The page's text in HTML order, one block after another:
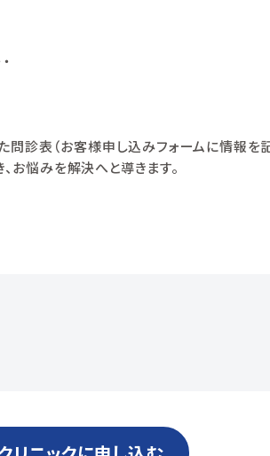
診表（お客様申し込みフォームに情報を
お悩みを解決へと導きます。